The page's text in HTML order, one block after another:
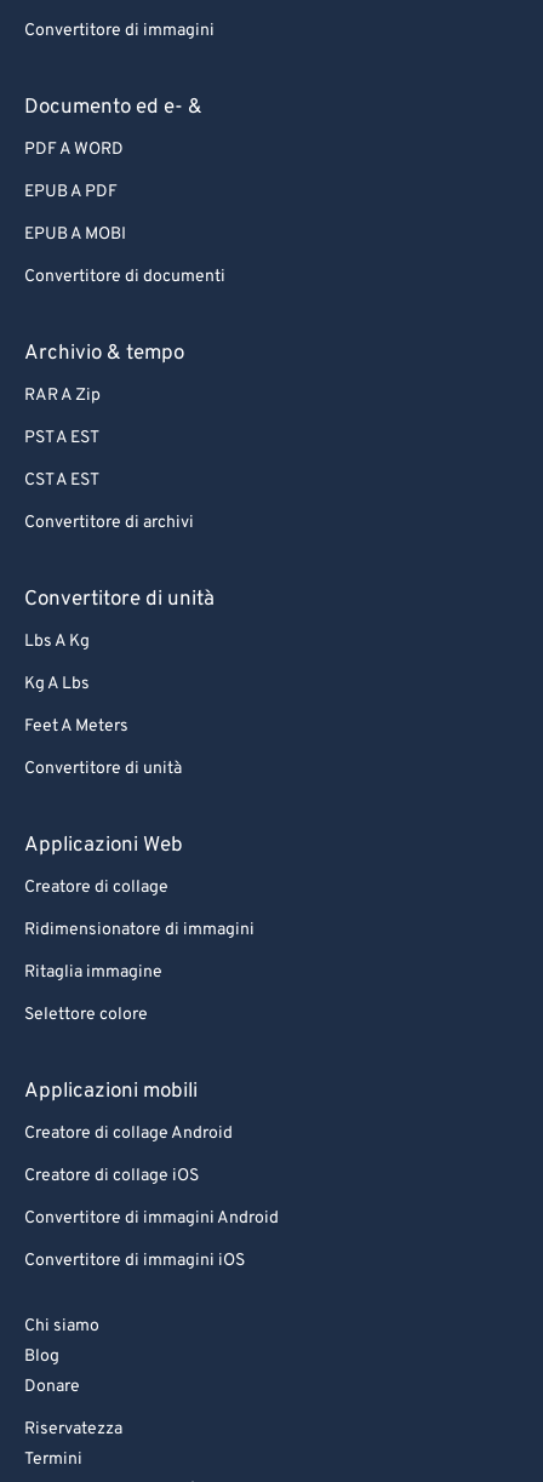
Convertitore di immagini
Documento ed e- &
PDF A WORD
EPUB A PDF
EPUB A MOBI
Convertitore di documenti
Archivio & tempo
RAR A Zip
PST A EST
CST A EST
Convertitore di archivi
Convertitore di unità
Lbs A Kg
Kg A Lbs
Feet A Meters
Convertitore di unità
Applicazioni Web
Creatore di collage
Ridimensionatore di immagini
Ritaglia immagine
Selettore colore
Applicazioni mobili
Creatore di collage Android
Creatore di collage iOS
Convertitore di immagini Android
Convertitore di immagini iOS
Chi siamo
Blog
Donare
Riservatezza
Termini